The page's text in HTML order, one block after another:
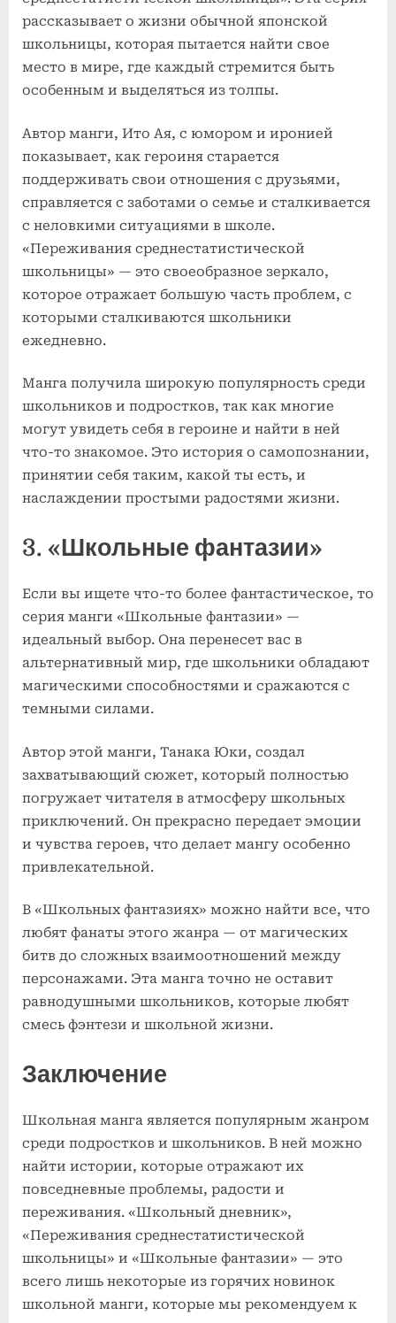
рассказывает о жизни обычной японской
школьницы, которая пытается найти свое
место в мире, где каждый стремится быть
особенным и выделяться из толпы.
Автор манги, Ито Ая, с юмором и иронией
показывает, как героиня старается
поддерживать свои отношения с друзьями,
справляется с заботами о семье и сталкивается
с неловкими ситуациями в школе.
«Переживания среднестатистической
школьницы» — это своеобразное зеркало,
которое отражает большую часть проблем, с
которыми сталкиваются школьники
ежедневно.
Манга получила широкую популярность среди
школьников и подростков, так как многие
могут увидеть себя в героине и найти в ней
что-то знакомое. Это история о самопознании,
принятии себя таким, какой ты есть, и
наслаждении простыми радостями жизни.
3. «Школьные фантазии»
Если вы ищете что-то более фантастическое, то
серия манги «Школьные фантазии» —
идеальный выбор. Она перенесет вас в
альтернативный мир, где школьники обладают
магическими способностями и сражаются с
темными силами.
Автор этой манги, Танака Юки, создал
захватывающий сюжет, который полностью
погружает читателя в атмосферу школьных
приключений. Он прекрасно передает эмоции
и чувства героев, что делает мангу особенно
привлекательной.
В «Школьных фантазиях» можно найти все, что
любят фанаты этого жанра — от магических
битв до сложных взаимоотношений между
персонажами. Эта манга точно не оставит
равнодушными школьников, которые любят
смесь фэнтези и школьной жизни.
Заключение
Школьная манга является популярным жанром
среди подростков и школьников. В ней можно
найти истории, которые отражают их
повседневные проблемы, радости и
переживания. «Школьный дневник»,
«Переживания среднестатистической
школьницы» и «Школьные фантазии» — это
всего лишь некоторые из горячих новинок
школьной манги, которые мы рекомендуем к